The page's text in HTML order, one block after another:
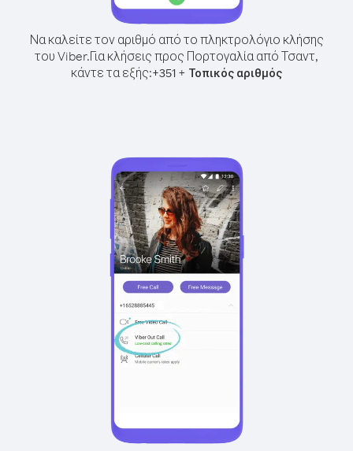
Να καλείτε τον αριθμό από το πληκτρολόγιο κλήσης
του Viber.Για κλήσεις προς Πορτογαλία από Τσαντ,
κάντε τα εξής:+351 + Τοπικός αριθμός